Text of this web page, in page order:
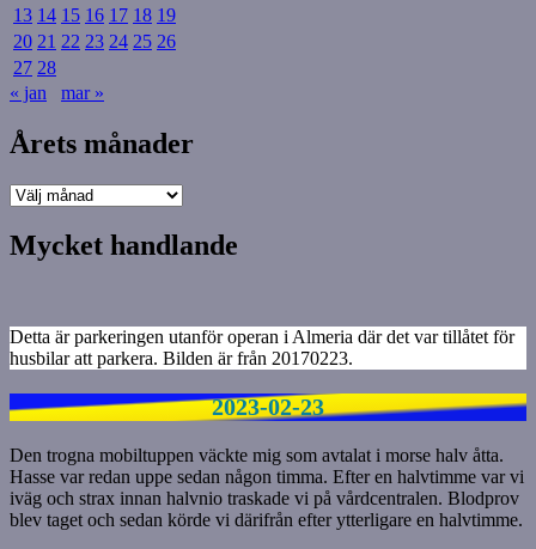
13 14 15 16 17 18 19
20 21 22 23 24 25 26
27 28
« jan
mar »
Årets månader
Årets
Mycket handlande
Detta är parkeringen utanför operan i Almeria där det var tillåtet för
husbilar att parkera. Bilden är från 20170223.
2023-02-23
Den trogna mobiltuppen väckte mig som avtalat i morse halv åtta.
Hasse var redan uppe sedan någon timma. Efter en halvtimme var vi
iväg och strax innan halvnio traskade vi på vårdcentralen. Blodprov
blev taget och sedan körde vi därifrån efter ytterligare en halvtimme.